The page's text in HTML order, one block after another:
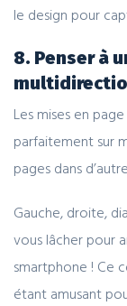
le design pour
8. Penser à
Les mises en
parfaitement sur
pages dans
Gauche, droite,
vous lâcher pour
smartphone ! Ce
étant amusant